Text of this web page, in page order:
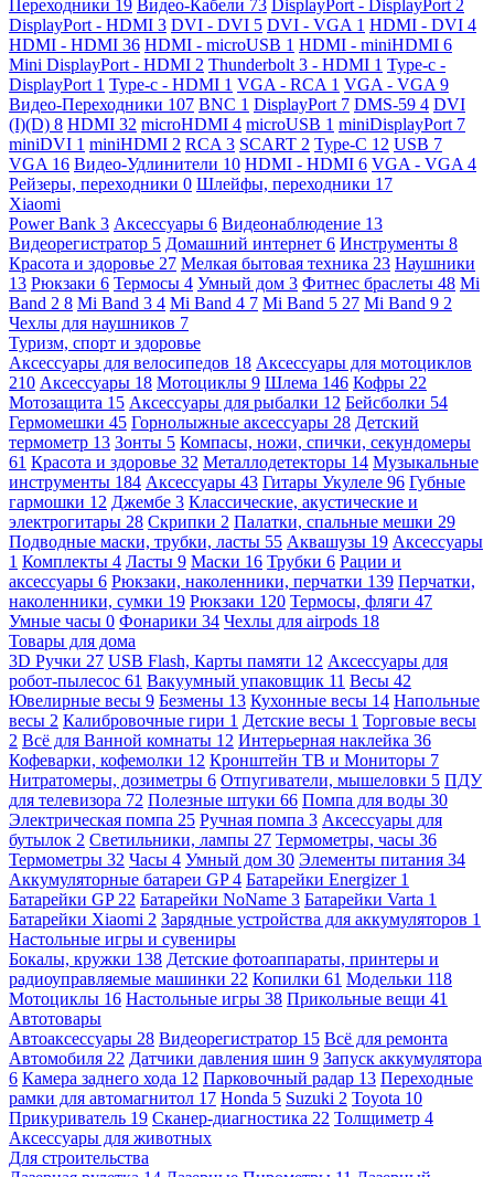
Переходники 19 Видео-Кабели 73 DisplayPort - DisplayPort 2
DisplayPort - HDMI 3 DVI - DVI 5 DVI - VGA 1 HDMI - DVI 4
HDMI - HDMI 36 HDMI - microUSB 1 HDMI - miniHDMI 6
Mini DisplayPort - HDMI 2 Thunderbolt 3 - HDMI 1 Type-c -
DisplayPort 1 Type-c - HDMI 1 VGA - RCA 1 VGA - VGA 9
Видео-Переходники 107 BNC 1 DisplayPort 7 DMS-59 4 DVI
(I)(D) 8 HDMI 32 microHDMI 4 microUSB 1 miniDisplayPort 7
miniDVI 1 miniHDMI 2 RCA 3 SCART 2 Type-C 12 USB 7
VGA 16 Видео-Удлинители 10 HDMI - HDMI 6 VGA - VGA 4
Рейзеры, переходники 0 Шлейфы, переходники 17
Xiaomi
Power Bank 3 Аксессуары 6 Видеонаблюдение 13
Видеорегистратор 5 Домашний интернет 6 Инструменты 8
Красота и здоровье 27 Мелкая бытовая техника 23 Наушники
13 Рюкзаки 6 Термосы 4 Умный дом 3 Фитнес браслеты 48 Mi
Band 2 8 Mi Band 3 4 Mi Band 4 7 Mi Band 5 27 Mi Band 9 2
Чехлы для наушников 7
Туризм, спорт и здоровье
Аксессуары для велосипедов 18 Аксессуары для мотоциклов
210 Аксессуары 18 Мотоциклы 9 Шлема 146 Кофры 22
Мотозащита 15 Аксессуары для рыбалки 12 Бейсболки 54
Гермомешки 45 Горнолыжные аксессуары 28 Детский
термометр 13 Зонты 5 Компасы, ножи, спички, секундомеры
61 Красота и здоровье 32 Металлодетекторы 14 Музыкальные
инструменты 184 Аксессуары 43 Гитары Укулеле 96 Губные
гармошки 12 Джембе 3 Классические, акустические и
электрогитары 28 Скрипки 2 Палатки, спальные мешки 29
Подводные маски, трубки, ласты 55 Аквашузы 19 Аксессуары
1 Комплекты 4 Ласты 9 Маски 16 Трубки 6 Рации и
аксессуары 6 Рюкзаки, наколенники, перчатки 139 Перчатки,
наколенники, сумки 19 Рюкзаки 120 Термосы, фляги 47
Умные часы 0 Фонарики 34 Чехлы для airpods 18
Товары для дома
3D Ручки 27 USB Flash, Карты памяти 12 Аксессуары для
робот-пылесос 61 Вакуумный упаковщик 11 Весы 42
Ювелирные весы 9 Безмены 13 Кухонные весы 14 Напольные
весы 2 Калибровочные гири 1 Детские весы 1 Торговые весы
2 Всё для Ванной комнаты 12 Интерьерная наклейка 36
Кофеварки, кофемолки 12 Кронштейн ТВ и Мониторы 7
Нитратомеры, дозиметры 6 Отпугиватели, мышеловки 5 ПДУ
для телевизора 72 Полезные штуки 66 Помпа для воды 30
Электрическая помпа 25 Ручная помпа 3 Аксессуары для
бутылок 2 Светильники, лампы 27 Термометры, часы 36
Термометры 32 Часы 4 Умный дом 30 Элементы питания 34
Аккумуляторные батареи GP4 Батарейки Energizer 1
Батарейки GP 22 Батарейки NoName 3 Батарейки Varta 1
Батарейки Xiaomi 2 Зарядные устройства для аккумуляторов 1
Настольные игры и сувениры
Бокалы, кружки 138 Детские фотоаппараты, принтеры и
радиоуправляемые машинки 22 Копилки 61 Модельки 118
Мотоциклы 16 Настольные игры 38 Прикольные вещи 41
Автотовары
Автоаксессуары 28 Видеорегистратор 15 Всё для ремонта
Автомобиля 22 Датчики давления шин 9 Запуск аккумулятора
6 Камера заднего хода 12 Парковочный радар 13 Переходные
рамки для автомагнитол 17 Honda 5 Suzuki 2 Toyota 10
Прикуриватель 19 Сканер-диагностика 22 Толщиметр 4
Аксессуары для животных
Для строительства